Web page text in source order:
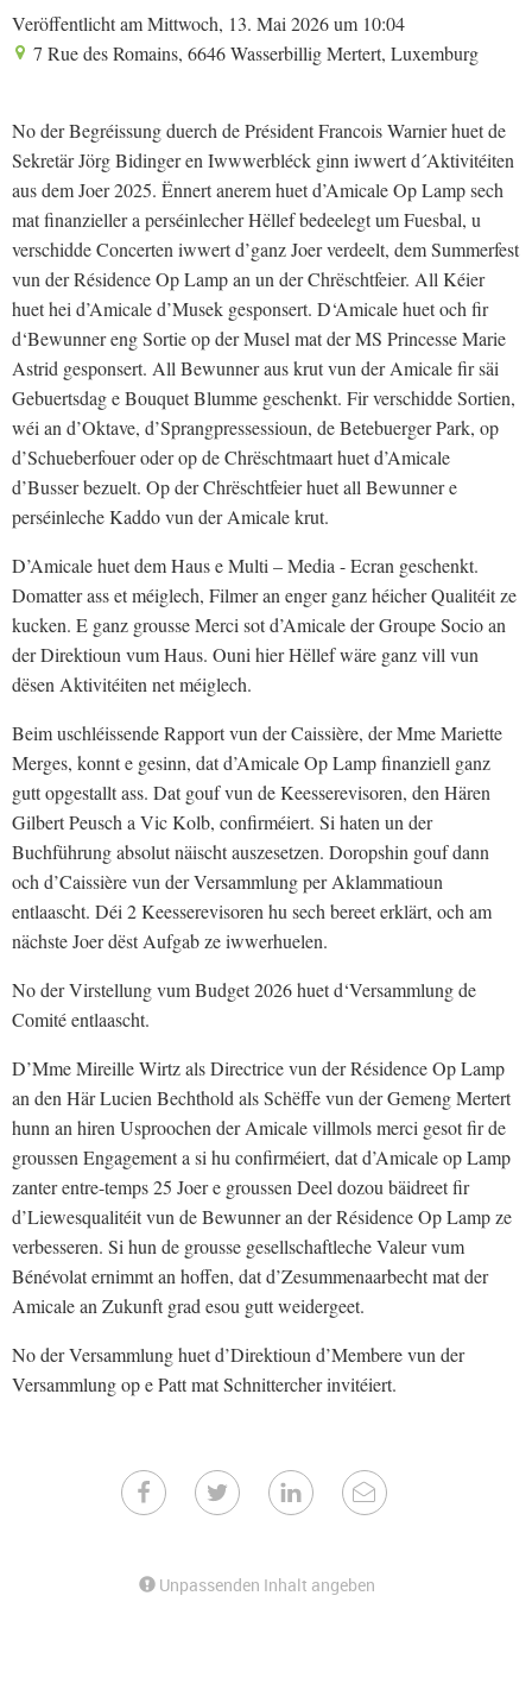
Veröffentlicht am Mittwoch, 13. Mai 2026 um 10:04
7 Rue des Romains, 6646 Wasserbillig Mertert, Luxemburg
No der Begréissung duerch de Président Francois Warnier huet de
Sekretär Jörg Bidinger en Iwwwerbléck ginn iwwert d´Aktivitéiten
aus dem Joer 2025. Ënnert anerem huet d’Amicale Op Lamp sech
mat finanzieller a perséinlecher Hëllef bedeelegt um Fuesbal, u
verschidde Concerten iwwert d’ganz Joer verdeelt, dem Summerfest
vun der Résidence Op Lamp an un der Chrëschtfeier. All Kéier
huet hei d’Amicale d’Musek gesponsert. D‘Amicale huet och fir
d‘Bewunner eng Sortie op der Musel mat der MS Princesse Marie
Astrid gesponsert. All Bewunner aus krut vun der Amicale fir säi
Gebuertsdag e Bouquet Blumme geschenkt. Fir verschidde Sortien,
wéi an d’Oktave, d’Sprangpressessioun, de Betebuerger Park, op
d’Schueberfouer oder op de Chrëschtmaart huet d’Amicale
d’Busser bezuelt. Op der Chrëschtfeier huet all Bewunner e
perséinleche Kaddo vun der Amicale krut.
D’Amicale huet dem Haus e Multi – Media - Ecran geschenkt.
Domatter ass et méiglech, Filmer an enger ganz héicher Qualitéit ze
kucken. E ganz grousse Merci sot d’Amicale der Groupe Socio an
der Direktioun vum Haus. Ouni hier Hëllef wäre ganz vill vun
dësen Aktivitéiten net méiglech.
Beim uschléissende Rapport vun der Caissière, der Mme Mariette
Merges, konnt e gesinn, dat d’Amicale Op Lamp finanziell ganz
gutt opgestallt ass. Dat gouf vun de Keesserevisoren, den Hären
Gilbert Peusch a Vic Kolb, confirméiert. Si haten un der
Buchführung absolut näischt auszesetzen. Doropshin gouf dann
och d’Caissière vun der Versammlung per Aklammatioun
entlaascht. Déi 2 Keesserevisoren hu sech bereet erklärt, och am
nächste Joer dëst Aufgab ze iwwerhuelen.
No der Virstellung vum Budget 2026 huet d‘Versammlung de
Comité entlaascht.
D’Mme Mireille Wirtz als Directrice vun der Résidence Op Lamp
an den Här Lucien Bechthold als Schëffe vun der Gemeng Mertert
hunn an hiren Usproochen der Amicale villmols merci gesot fir de
groussen Engagement a si hu confirméiert, dat d’Amicale op Lamp
zanter entre-temps 25 Joer e groussen Deel dozou bäidreet fir
d’Liewesqualitéit vun de Bewunner an der Résidence Op Lamp ze
verbesseren. Si hun de grousse gesellschaftleche Valeur vum
Bénévolat ernimmt an hoffen, dat d’Zesummenaarbecht mat der
Amicale an Zukunft grad esou gutt weidergeet.
No der Versammlung huet d’Direktioun d’Membere vun der
Versammlung op e Patt mat Schnittercher invitéiert.
Unpassenden Inhalt angeben